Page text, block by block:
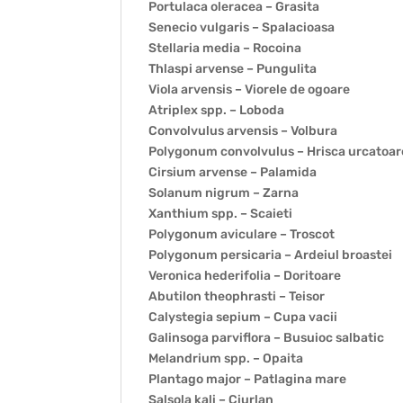
Portulaca oleracea – Grasita
Senecio vulgaris – Spalacioasa
Stellaria media – Rocoina
Thlaspi arvense – Pungulita
Viola arvensis – Viorele de ogoare
Atriplex spp. – Loboda
Convolvulus arvensis – Volbura
Polygonum convolvulus – Hrisca
Cirsium arvense – Palamida
Solanum nigrum – Zarna
Xanthium spp. – Scaieti
Polygonum aviculare – Troscot
Polygonum persicaria – Ardeiul broastei
Veronica hederifolia – Doritoare
Abutilon theophrasti – Teisor
Calystegia sepium – Cupa vacii
Galinsoga parviflora – Busuioc salbatic
Melandrium spp. – Opaita
Plantago major – Patlagina mare
Salsola kali – Ciurlan